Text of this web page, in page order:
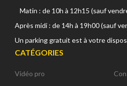
Matin : de 10h à 12h15 (sauf
Après midi : de 14h à 19h00 (sauf
Un parking gratuit est à votre
CATÉGORIES
Vidéo pro